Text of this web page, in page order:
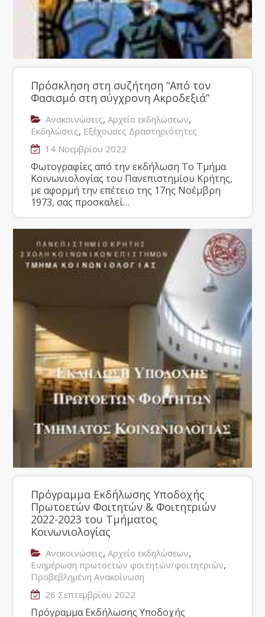
Πρόσκληση στη συζήτηση “Από τον
Φασισμό στη σύγχρονη Ακροδεξιά”
Ανακοινώσεις,Αρχείο εκδηλώσεων,
Εκδηλώσεις, Εξέχουσες Δραστηριότητες
14 Νοεμβρίου 2022
Φωτογραφίες από την εκδήλωση Το Τμήμα
Κοινωνιολογίας του Πανεπιστημίου Κρήτης,
με αφορμή την επέτειο της 17ης Νοέμβρη
1973, σας προσκαλεί…
Πρόγραμμα Εκδήλωσης Υποδοχής
Πρωτοετών Φοιτητών & Φοιτητριών
2022-2023 του Τμήματος
Κοινωνιολογίας
Ανακοινώσεις,Αρχείο εκδηλώσεων,
Ενημέρωση πρωτοετών φοιτητών/φοιτητριών,
Προβεβλημένη Ανακοίνωση
26 Σεπτεμβρίου 2022
Πρόγραμμα Εκδήλωσης Υποδοχής